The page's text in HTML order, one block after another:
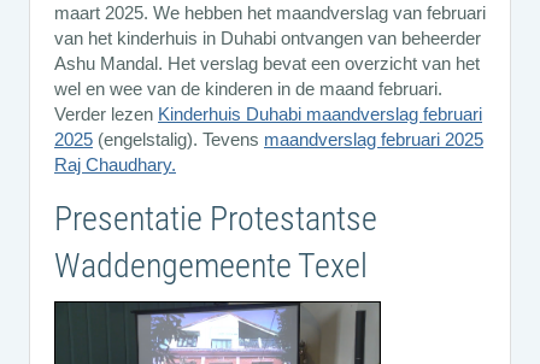
maart 2025. We hebben het maandverslag van februari
van het kinderhuis in Duhabi ontvangen van beheerder
Ashu Mandal. Het verslag bevat een overzicht van het
wel en wee van de kinderen in de maand februari.
Verder lezen Kinderhuis Duhabi maandverslag februari
2025 (engelstalig). Tevens maandverslag februari 2025
Raj Chaudhary.
Presentatie Protestantse
Waddengemeente Texel